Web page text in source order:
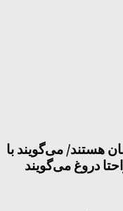
هستند/ می‌گویند با
دروغ می‌گویند